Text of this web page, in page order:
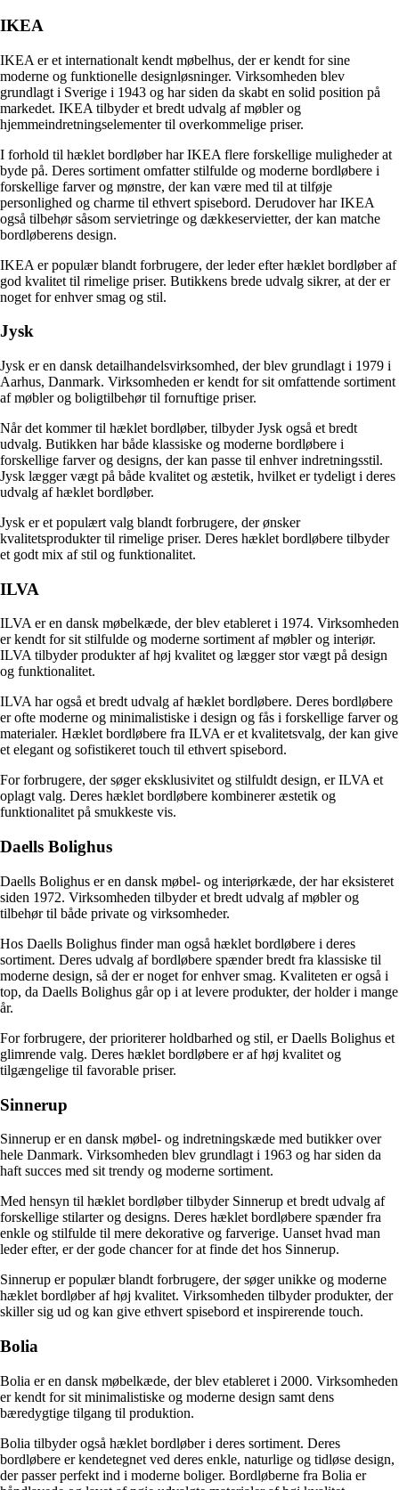
IKEA
IKEA er et internationalt kendt møbelhus, der er kendt for sine
moderne og funktionelle designløsninger. Virksomheden blev
grundlagt i Sverige i 1943 og har siden da skabt en solid position på
markedet. IKEA tilbyder et bredt udvalg af møbler og
hjemmeindretningselementer til overkommelige priser.
I forhold til hæklet bordløber har IKEA flere forskellige muligheder at
byde på. Deres sortiment omfatter stilfulde og moderne bordløbere i
forskellige farver og mønstre, der kan være med til at tilføje
personlighed og charme til ethvert spisebord. Derudover har IKEA
også tilbehør såsom servietringe og dækkeservietter, der kan matche
bordløberens design.
IKEA er populær blandt forbrugere, der leder efter hæklet bordløber af
god kvalitet til rimelige priser. Butikkens brede udvalg sikrer, at der er
noget for enhver smag og stil.
Jysk
Jysk er en dansk detailhandelsvirksomhed, der blev grundlagt i 1979 i
Aarhus, Danmark. Virksomheden er kendt for sit omfattende sortiment
af møbler og boligtilbehør til fornuftige priser.
Når det kommer til hæklet bordløber, tilbyder Jysk også et bredt
udvalg. Butikken har både klassiske og moderne bordløbere i
forskellige farver og designs, der kan passe til enhver indretningsstil.
Jysk lægger vægt på både kvalitet og æstetik, hvilket er tydeligt i deres
udvalg af hæklet bordløber.
Jysk er et populært valg blandt forbrugere, der ønsker
kvalitetsprodukter til rimelige priser. Deres hæklet bordløbere tilbyder
et godt mix af stil og funktionalitet.
ILVA
ILVA er en dansk møbelkæde, der blev etableret i 1974. Virksomheden
er kendt for sit stilfulde og moderne sortiment af møbler og interiør.
ILVA tilbyder produkter af høj kvalitet og lægger stor vægt på design
og funktionalitet.
ILVA har også et bredt udvalg af hæklet bordløbere. Deres bordløbere
er ofte moderne og minimalistiske i design og fås i forskellige farver og
materialer. Hæklet bordløbere fra ILVA er et kvalitetsvalg, der kan give
et elegant og sofistikeret touch til ethvert spisebord.
For forbrugere, der søger eksklusivitet og stilfuldt design, er ILVA et
oplagt valg. Deres hæklet bordløbere kombinerer æstetik og
funktionalitet på smukkeste vis.
Daells Bolighus
Daells Bolighus er en dansk møbel- og interiørkæde, der har eksisteret
siden 1972. Virksomheden tilbyder et bredt udvalg af møbler og
tilbehør til både private og virksomheder.
Hos Daells Bolighus finder man også hæklet bordløbere i deres
sortiment. Deres udvalg af bordløbere spænder bredt fra klassiske til
moderne design, så der er noget for enhver smag. Kvaliteten er også i
top, da Daells Bolighus går op i at levere produkter, der holder i mange
år.
For forbrugere, der prioriterer holdbarhed og stil, er Daells Bolighus et
glimrende valg. Deres hæklet bordløbere er af høj kvalitet og
tilgængelige til favorable priser.
Sinnerup
Sinnerup er en dansk møbel- og indretningskæde med butikker over
hele Danmark. Virksomheden blev grundlagt i 1963 og har siden da
haft succes med sit trendy og moderne sortiment.
Med hensyn til hæklet bordløber tilbyder Sinnerup et bredt udvalg af
forskellige stilarter og designs. Deres hæklet bordløbere spænder fra
enkle og stilfulde til mere dekorative og farverige. Uanset hvad man
leder efter, er der gode chancer for at finde det hos Sinnerup.
Sinnerup er populær blandt forbrugere, der søger unikke og moderne
hæklet bordløber af høj kvalitet. Virksomheden tilbyder produkter, der
skiller sig ud og kan give ethvert spisebord et inspirerende touch.
Bolia
Bolia er en dansk møbelkæde, der blev etableret i 2000. Virksomheden
er kendt for sit minimalistiske og moderne design samt dens
bæredygtige tilgang til produktion.
Bolia tilbyder også hæklet bordløber i deres sortiment. Deres
bordløbere er kendetegnet ved deres enkle, naturlige og tidløse design,
der passer perfekt ind i moderne boliger. Bordløberne fra Bolia er